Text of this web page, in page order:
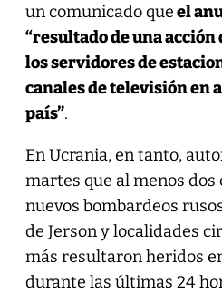
un comunicado queel
“resultado de una
los servidores de
canales de televisión en
país”.
En Ucrania, en tanto,
martes que al menos
nuevos bombardeos
de Jerson y localidades
más resultaron heridos
durante las últimas 24